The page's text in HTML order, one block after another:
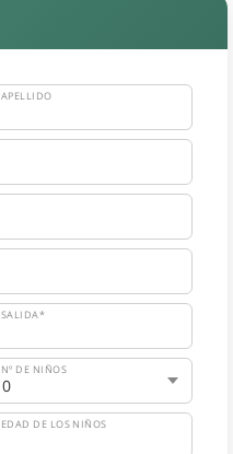
APELLIDO
SALIDA*
Nº DE NIÑOS
EDAD DE LOS NIÑOS